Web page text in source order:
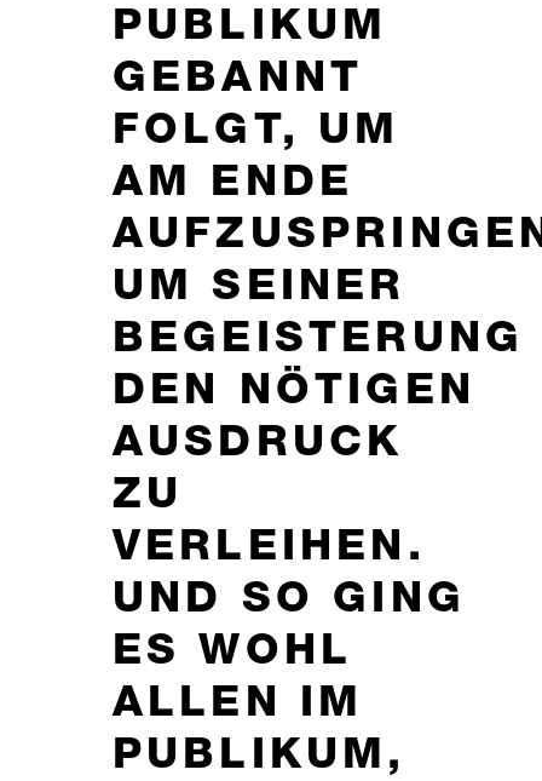
PUBLIKUM
GEBANNT
FOLGT, UM
AM ENDE
UM SEINER
BEGEISTERUNG
DEN NÖTIGEN
AUSDRUCK
ZU
VERLEIHEN.
UND SO GING
ES WOHL
ALLEN IM
PUBLIKUM,